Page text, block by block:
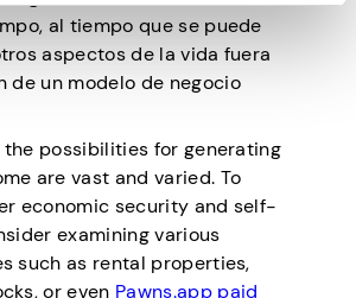
al tiempo que se puede
aspectos de la vida fuera
de un modelo de negocio
the possibilities for generating
are vast and varied. To
economic security and self-
examining various
such as rental properties,
or even Pawns.app paid